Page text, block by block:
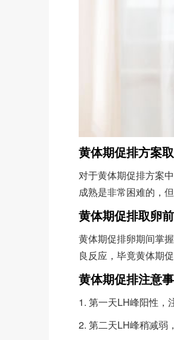
黄体期促排方案
对于黄体期促排方案
成熟是非常困难的，
黄体期促排取卵
黄体期促排卵期间掌
良反应，毕竟黄体期
黄体期促排注意
1. 第一天LH峰阳性，
2. 第二天LH峰稍减弱